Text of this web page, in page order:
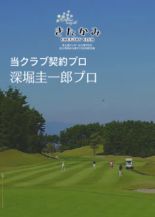
当クラブ契約プロ
深堀圭一郎プロ